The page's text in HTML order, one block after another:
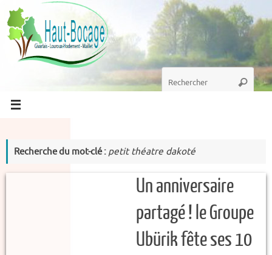
Passer
au
contenu
Recherche
pour
Recherche du mot-clé : petit théatre dakoté
Un anniversaire
partagé ! le Groupe
Ubürik fête ses 10